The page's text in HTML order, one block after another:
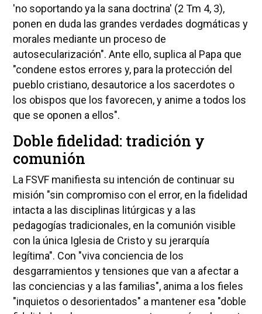
'no soportando ya la sana doctrina' (2 Tm 4, 3),
ponen en duda las grandes verdades dogmáticas y
morales mediante un proceso de
autosecularización". Ante ello, suplica al Papa que
"condene estos errores y, para la protección del
pueblo cristiano, desautorice a los sacerdotes o
los obispos que los favorecen, y anime a todos los
que se oponen a ellos".
Doble fidelidad: tradición y
comunión
La FSVF manifiesta su intención de continuar su
misión "sin compromiso con el error, en la fidelidad
intacta a las disciplinas litúrgicas y a las
pedagogías tradicionales, en la comunión visible
con la única Iglesia de Cristo y su jerarquía
legítima". Con "viva conciencia de los
desgarramientos y tensiones que van a afectar a
las conciencias y a las familias", anima a los fieles
"inquietos o desorientados" a mantener esa "doble